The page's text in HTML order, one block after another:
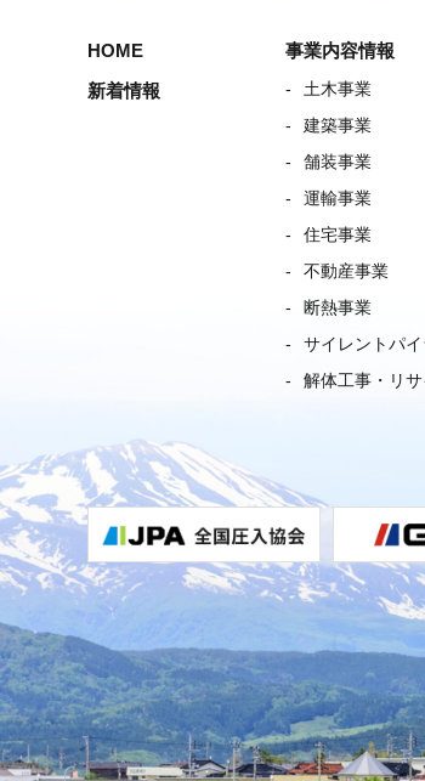
HOME
新着情報
事業内容情報
土木事業
建築事業
舗装事業
運輸事業
住宅事業
不動産事業
断熱事業
サイレントパ
解体工事・リ